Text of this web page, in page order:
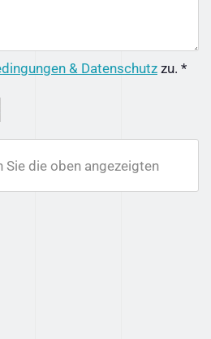
& Datenschutzzu. *
Sie die oben angezeigten